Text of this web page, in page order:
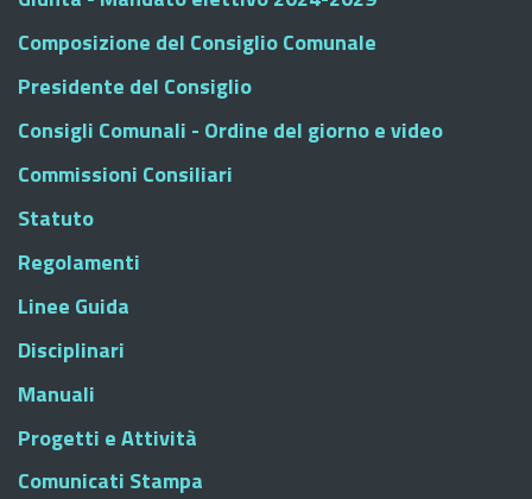
Composizione del Consiglio Comunale
Presidente del Consiglio
Consigli Comunali - Ordine del giorno e video
Commissioni Consiliari
Statuto
Regolamenti
Linee Guida
Disciplinari
Manuali
Progetti e Attività
Comunicati Stampa